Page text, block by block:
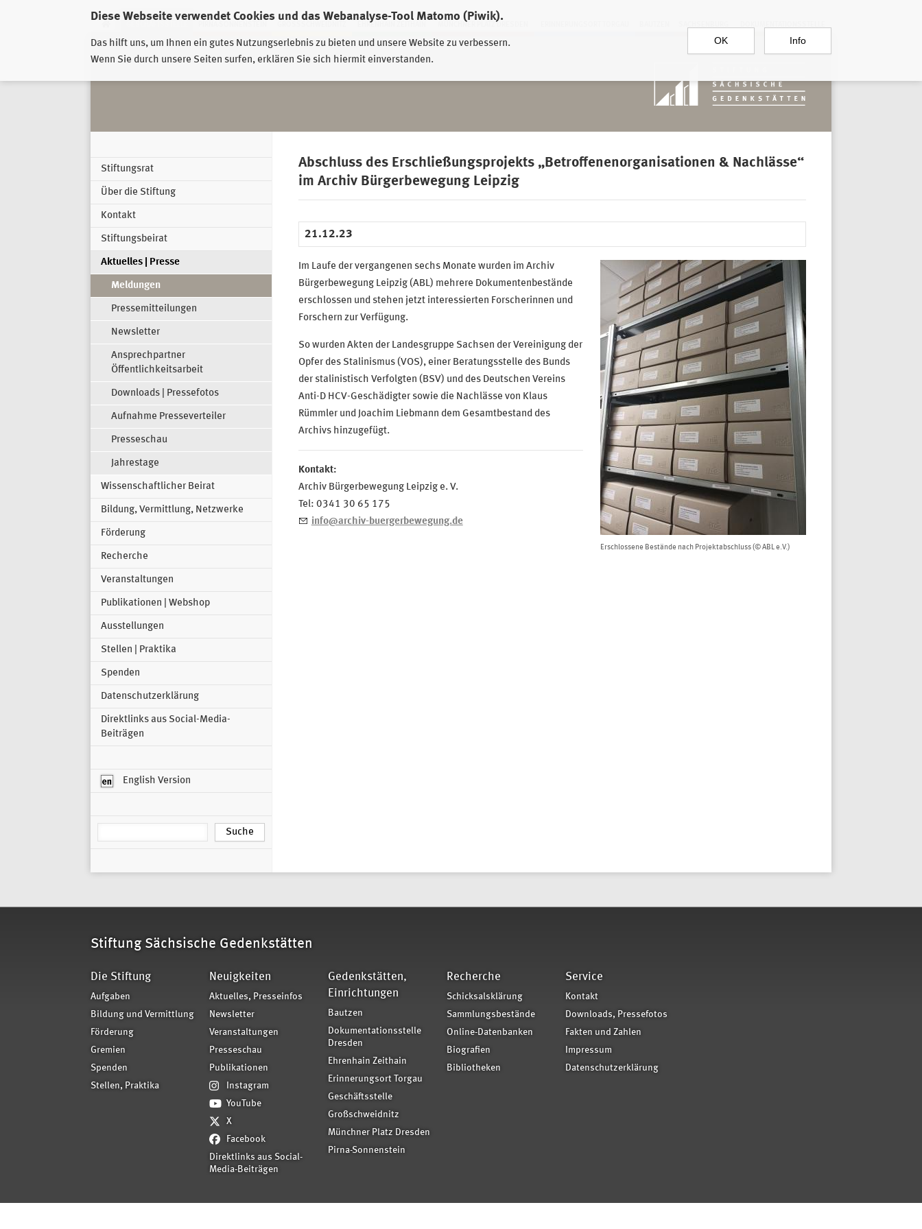
Diese Webseite verwendet Cookies und das Webanalyse-Tool Matomo (Piwik).
Das hilft uns, um Ihnen ein gutes Nutzungserlebnis zu bieten und unsere Website zu verbessern.
Wenn Sie durch unsere Seiten surfen, erklären Sie sich hiermit einverstanden.
OK Info
EHRENHAIN ZEITHAIN MÜNCHNER PLATZ DRESDEN
Stiftungsrat
Über die Stiftung
Kontakt
Stiftungsbeirat
Aktuelles | Presse
Meldungen
Pressemitteilungen
Newsletter
Ansprechpartner
Öffentlichkeitsarbeit
Downloads | Pressefotos
Aufnahme Presseverteiler
Presseschau
Jahrestage
Wissenschaftlicher Beirat
Bildung, Vermittlung, Netzwerke
Förderung
Recherche
Veranstaltungen
Publikationen | Webshop
Ausstellungen
Stellen | Praktika
Spenden
Datenschutzerklärung
Direktlinks aus Social-Media-
Beiträgen
English Version
Abschluss des Erschließungsprojekts „Betroffenenorganisationen & Nachlässe“
im Archiv Bürgerbewegung Leipzig
21.12.23
Erschlossene Bestände nach Projektabschluss (© ABL e.V.)
Im Laufe der vergangenen sechs Monate wurden im Archiv
Bürgerbewegung Leipzig (ABL) mehrere Dokumentenbestände
erschlossen und stehen jetzt interessierten Forscherinnen und
Forschern zur Verfügung.
So wurden Akten der Landesgruppe Sachsen der Vereinigung der
Opfer des Stalinismus (VOS), einer Beratungsstelle des Bunds
der stalinistisch Verfolgten (BSV) und des Deutschen Vereins
Anti-D HCV-Geschädigter sowie die Nachlässe von Klaus
Rümmler und Joachim Liebmann dem Gesamtbestand des
Archivs hinzugefügt.
Kontakt:
Archiv Bürgerbewegung Leipzig e. V.
Tel: 0341 30 65 175
info@archiv-buergerbewegung.de
Stiftung Sächsische Gedenkstätten
Die Stiftung
Aufgaben
Bildung und Vermittlung
Förderung
Gremien
Spenden
Stellen, Praktika
Neuigkeiten
Aktuelles, Presseinfos
Newsletter
Veranstaltungen
Presseschau
Publikationen
Instagram
YouTube
X
Facebook
Direktlinks aus Social-
Media-Beiträgen
Gedenkstätten,
Einrichtungen
Bautzen
Dokumentationsstelle
Dresden
Ehrenhain Zeithain
Erinnerungsort Torgau
Geschäftsstelle
Großschweidnitz
Münchner Platz Dresden
Pirna-Sonnenstein
Recherche
Schicksalsklärung
Sammlungsbestände
Online-Datenbanken
Biografien
Bibliotheken
Service
Kontakt
Downloads, Pressefotos
Fakten und Zahlen
Impressum
Datenschutzerklärung